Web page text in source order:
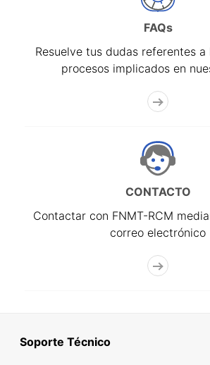
FAQs
Resuelve tus dudas referentes
procesos implicados en
CONTACTO
Contactar con FNMT-RCM
correo electrónico
Soporte Técnico